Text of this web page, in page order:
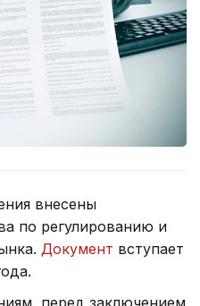
внесены
по регулированию и
Документ вступает